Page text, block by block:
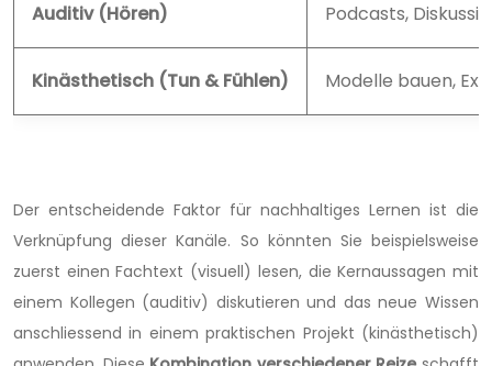
Auditiv (Hören) Podcasts,
Kinästhetisch (Tun & Fühlen) Modelle bauen,
Der entscheidende Faktor für nachhaltiges Lernen ist die
Verknüpfung dieser Kanäle. So könnten Sie beispielsweise
zuerst einen Fachtext (visuell) lesen, die Kernaussagen mit
einem Kollegen (auditiv) diskutieren und das neue Wissen
anschliessend in einem praktischen Projekt (kinästhetisch)